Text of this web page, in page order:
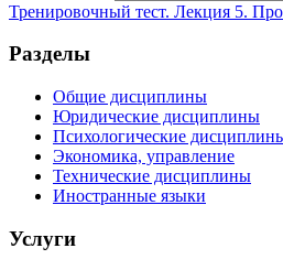
Тренировочный тест. Лекция 5.
Разделы
Общие дисциплины
Юридические дисциплины
Психологические
Экономика, управление
Технические дисциплины
Иностранные языки
Услуги